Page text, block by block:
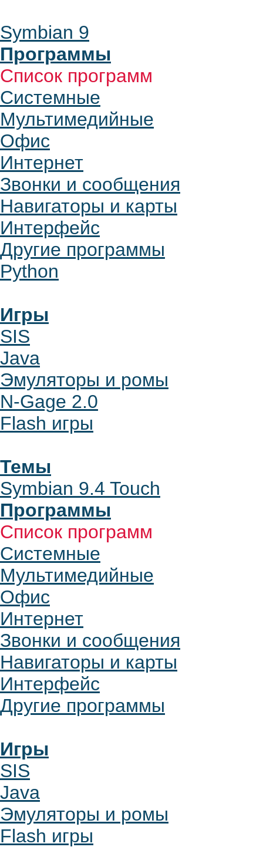
Symbian 9
Программы
Список программ
Системные
Мультимедийные
Офис
Интернет
Звонки и сообщения
Навигаторы и карты
Интерфейс
Другие программы
Python
Игры
SIS
Java
Эмуляторы и ромы
N-Gage 2.0
Flash игры
Темы
Symbian 9.4 Touch
Программы
Список программ
Системные
Мультимедийные
Офис
Интернет
Звонки и сообщения
Навигаторы и карты
Интерфейс
Другие программы
Игры
SIS
Java
Эмуляторы и ромы
Flash игры